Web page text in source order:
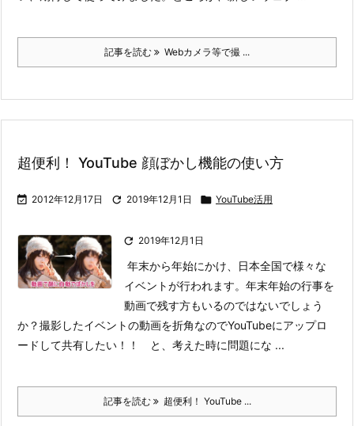
記事を読む Webカメラ等で撮 ...
超便利！ YouTube 顔ぼかし機能の使い方
 2012年12月17日  2019年12月1日  YouTube活用
 2019年12月1日
年末から年始にかけ、日本全国で様々な
イベントが行われます。年末年始の行事を
動画で残す方もいるのではないでしょう
か？撮影したイベントの動画を折角なのでYouTubeにアップロ
ードして共有したい！！ と、考えた時に問題にな ...
記事を読む 超便利！ YouTube ...